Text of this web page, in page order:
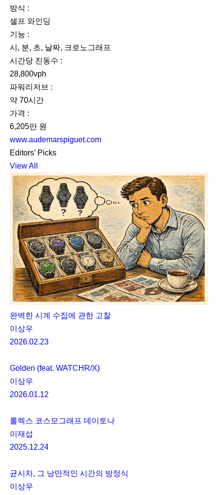
방식 :
셀프 와인딩
기능 :
시, 분, 초, 날짜, 크로노그래프
시간당 진동수 :
28,800vph
파워리저브 :
약 70시간
가격 :
6,205만 원
www.audemarspiguet.com
Editors’ Picks
View All
완벽한 시계 수집에 관한 고찰
이상우
2026.02.23
Golden (feat. WATCHR/X)
이상우
2026.01.12
롤렉스 코스모그래프 데이토나
이재섭
2025.12.24
균시차, 그 낭만적인 시간의 방정식
이상우